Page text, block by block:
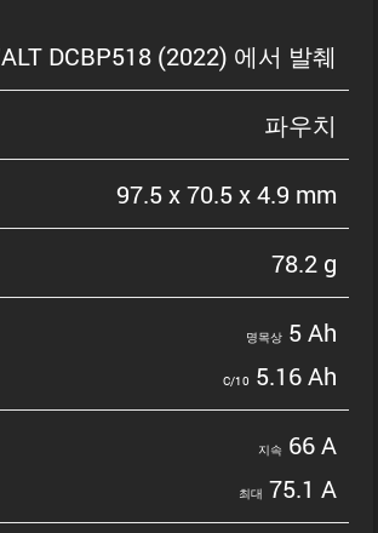
DCBP518 (2022) 에서 발췌
파우치
97.5 x 70.5 x 4.9 mm
78.2 g
명목상5 Ah
C/10 5.16 Ah
지속 66 A
최대 75.1 A